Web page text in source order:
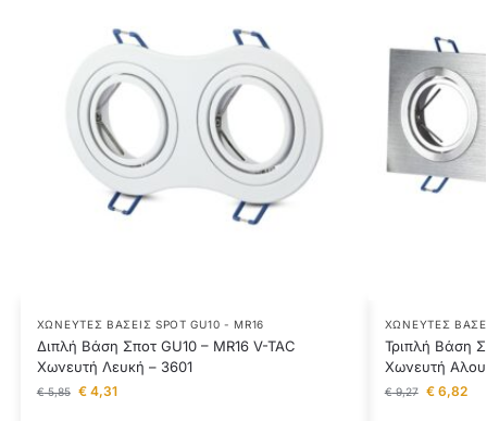
ΧΩΝΕΥΤΈΣ ΒΆΣΕΙΣ SPOT GU10 - MR16
Διπλή Βάση Σποτ GU10 – MR16 V-TAC
Χωνευτή Λευκή – 3601
€5,85 €4,31
ΧΩΝΕΥΤΈΣ
Τριπλή Βάση
Χωνευτή
€9,27 €6,82